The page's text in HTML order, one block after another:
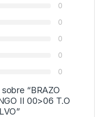
0
0
0
0
0
“BRAZO
II 00>06 T.O